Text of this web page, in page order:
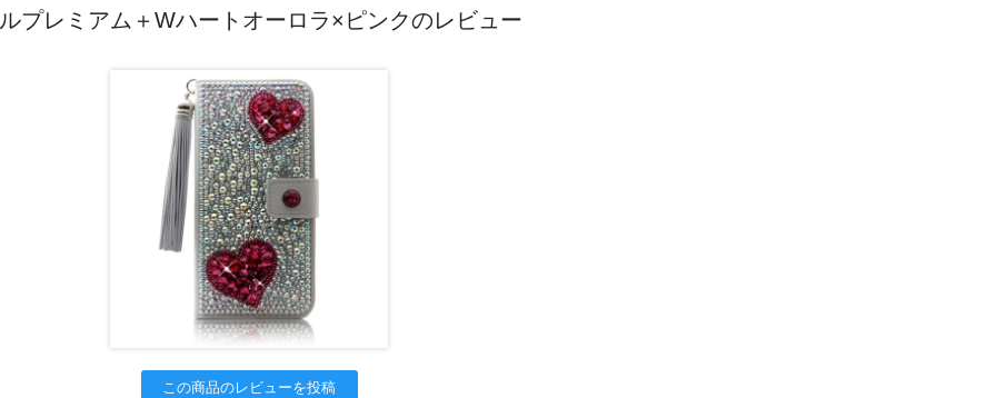
プレミアム＋Wハートオーロラ×ピンクのレビュー
この商品のレビューを投稿